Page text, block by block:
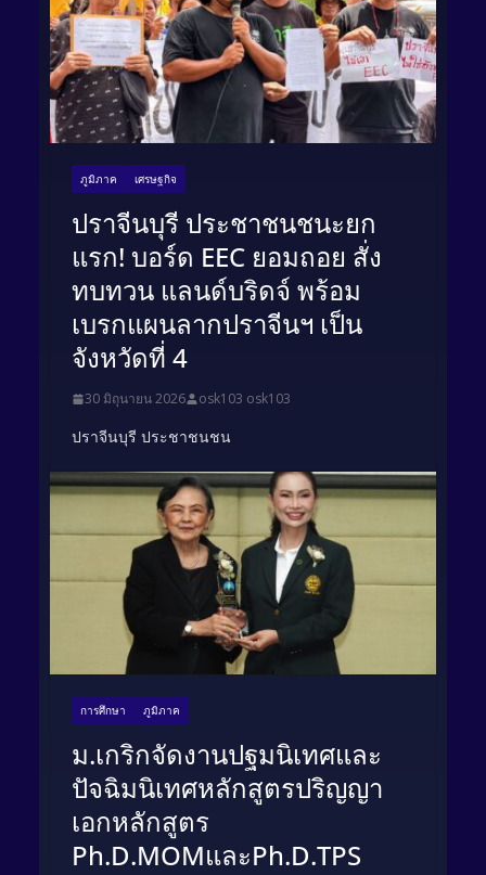
ภูมิภาค เศรษฐกิจ
ปราจีนบุรี ประชาชนชนะยก
แรก! บอร์ด EEC ยอมถอย สั่ง
ทบทวน แลนด์บริดจ์ พร้อม
เบรกแผนลากปราจีนฯ เป็น
จังหวัดที่ 4
30 มิถุนายน 2026 osk103 osk103
ปราจีนบุรี ประชาชนชน
การศึกษา ภูมิภาค
ม.เกริกจัดงานปฐมนิเทศและ
ปัจฉิมนิเทศหลักสูตรปริญญา
เอกหลักสูตร
Ph.D.MOMและPh.D.TPS